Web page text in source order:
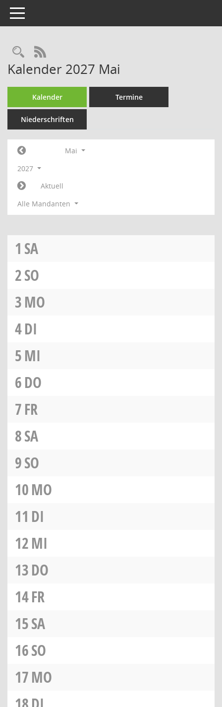
Toggle navigation
Rechercheauswahl
RSS-Feed
Kalender 2027 Mai
Kalender Termine
Niederschriften
Mai
2027
Aktuell
Alle Mandanten
1 SA
2SO
3MO
4DI
5MI
6DO
7FR
8SA
9SO
10MO
11 DI
12MI
13DO
14FR
15SA
16SO
17MO